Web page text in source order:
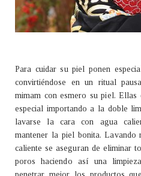
Para cuidar su piel ponen
convirtiéndose en un ritual
mimam con esmero su piel.
especial importando a la doble
lavarse la cara con agua
mantener la piel bonita. Lavando
caliente se aseguran de eliminar
poros haciendo así una